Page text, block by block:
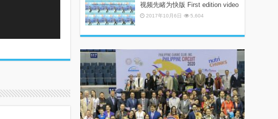
视频先睹为快版 First edition video
2017年10月6日 5,604